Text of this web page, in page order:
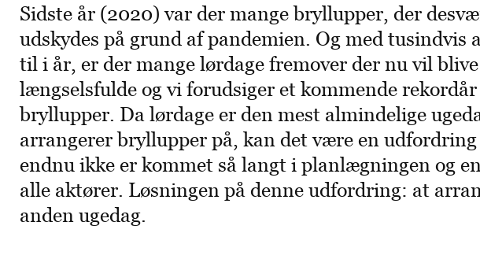
Sidste år (2020) var der mange bryllupper, der
udskydes på grund af pandemien. Og med tusindvis
til i år, er der mange lørdage fremover der nu vil
længselsfulde og vi forudsiger et kommende
bryllupper. Da lørdage er den mest almindelige
arrangerer bryllupper på, kan det være en
endnu ikke er kommet så langt i planlægningen og
alle aktører. Løsningen på denne udfordring: at
anden ugedag.